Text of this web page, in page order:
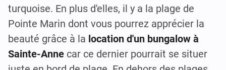
turquoise. En plus d'elles, il y a la plage de
Pointe Marin dont vous pourrez apprécier la
beauté grâce à la location d'un bungalow à
Sainte-Anne car ce dernier pourrait se situer